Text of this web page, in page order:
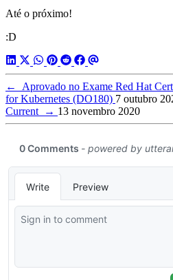
Até o próximo!
:D
←
Aprovado no Exame Red Hat
for Kubernetes (DO180) 7 outubro
Current → 13 novembro 2020